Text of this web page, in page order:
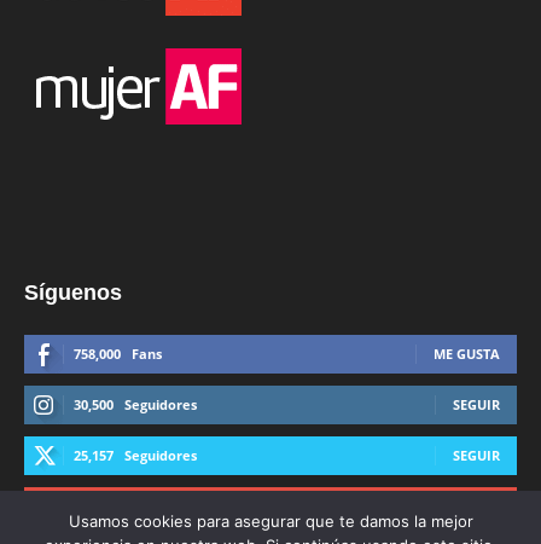
Síguenos
758,000 Fans ME GUSTA
30,500 Seguidores SEGUIR
25,157 Seguidores SEGUIR
Usamos cookies para asegurar que te damos la mejor